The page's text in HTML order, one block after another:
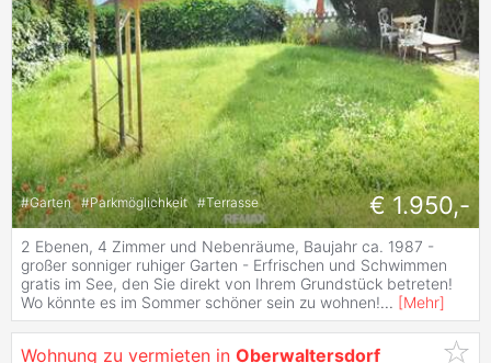
#Garten #Parkmöglichkeit #Terrasse € 1.950,-
2 Ebenen, 4 Zimmer und Nebenräume, Baujahr ca. 1987 -
großer sonniger ruhiger Garten - Erfrischen und Schwimmen
gratis im See, den Sie direkt von Ihrem Grundstück betreten!
Wo könnte es im Sommer schöner sein zu wohnen!... [Mehr]
Wohnung zu vermieten in Oberwaltersdorf